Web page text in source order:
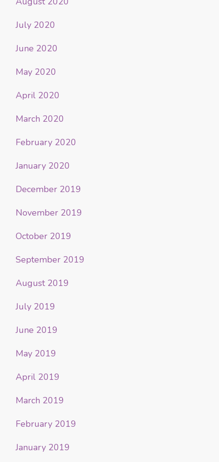
July 2020
June 2020
May 2020
April 2020
March 2020
February 2020
January 2020
December 2019
November 2019
October 2019
September 2019
August 2019
July 2019
June 2019
May 2019
April 2019
March 2019
February 2019
January 2019